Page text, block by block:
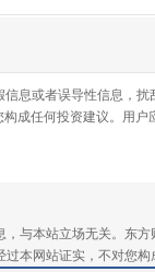
息或者误导性信息，
成任何投资建议。用
与本站立场无关。东
本网站证实，不对您